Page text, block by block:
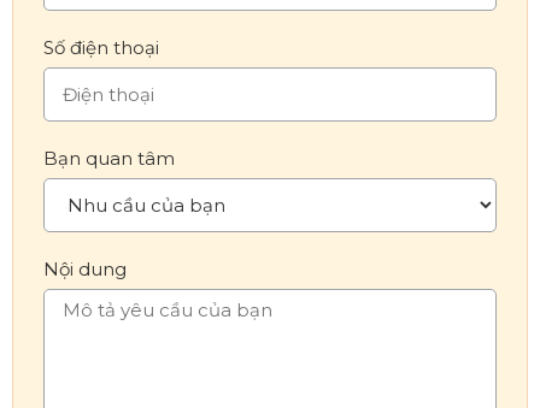
Số điện thoại
Bạn quan tâm
Nội dung